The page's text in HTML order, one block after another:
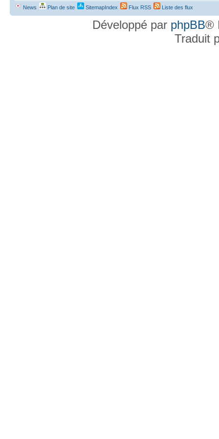
News Plan de site SitemapIndex Flux RSS Liste des flux
Développé par phpBB®
Traduit